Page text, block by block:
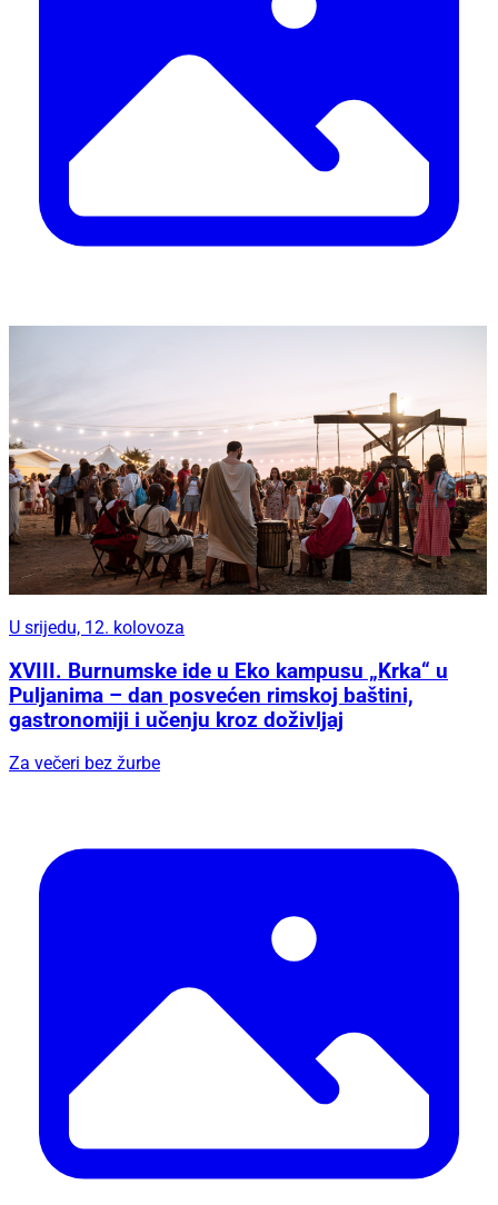
U srijedu, 12. kolovoza
XVIII. Burnumske ide u Eko kampusu „Krka“ u
Puljanima – dan posvećen rimskoj baštini,
gastronomiji i učenju kroz doživljaj
Za večeri bez žurbe